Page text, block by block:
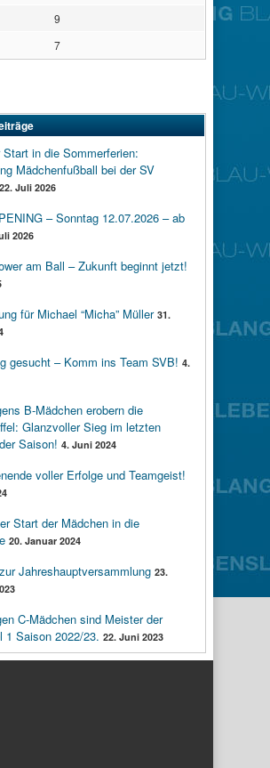
9
7
in die Sommerferien:
Mädchenfußball bei der SV
22. Juli 2026
– Sonntag 12.07.2026 – ab
2026
am Ball – Zukunft beginnt jetzt!
für Michael “Micha” Müller 31.
gesucht – Komm ins Team SVB! 4.
B-Mädchen erobern die
Glanzvoller Sieg im letzten
Saison! 4. Juni 2024
voller Erfolge und Teamgeist!
Start der Mädchen in die
20. Januar 2024
Jahreshauptversammlung 23.
C-Mädchen sind Meister der
1 Saison 2022/23. 22. Juni 2023